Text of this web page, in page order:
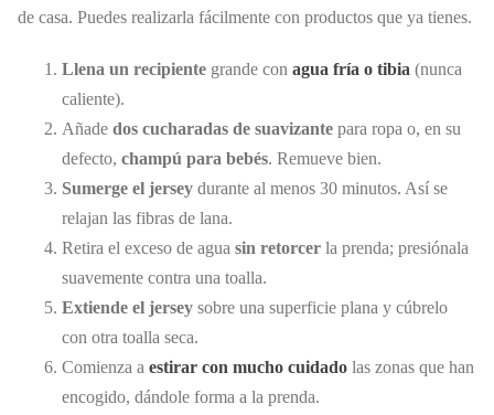
de casa. Puedes realizarla fácilmente con productos que ya tienes.
Llena un recipiente grande con agua fría o tibia (nunca
caliente).
Añade dos cucharadas de suavizante para ropa o, en su
defecto, champú para bebés. Remueve bien.
Sumerge el jersey durante al menos 30 minutos. Así se
relajan las fibras de lana.
Retira el exceso de agua sin retorcer la prenda; presiónala
suavemente contra una toalla.
Extiende el jersey sobre una superficie plana y cúbrelo
con otra toalla seca.
Comienza a estirar con mucho cuidado las zonas que han
encogido, dándole forma a la prenda.